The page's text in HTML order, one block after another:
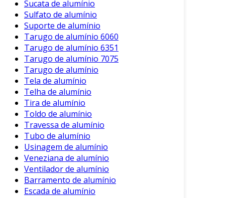
Sucata de alumínio
Sulfato de alumínio
Suporte de alumínio
Tarugo de alumínio 6060
Tarugo de alumínio 6351
Tarugo de alumínio 7075
Tarugo de alumínio
Tela de alumínio
Telha de alumínio
Tira de alumínio
Toldo de alumínio
Travessa de alumínio
Tubo de alumínio
Usinagem de alumínio
Veneziana de alumínio
Ventilador de alumínio
Barramento de alumínio
Escada de alumínio